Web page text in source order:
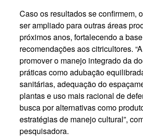
Caso os resultados se confirmem,
ser ampliado para outras áreas
próximos anos, fortalecendo a
recomendações aos citricultores.
promover o manejo integrado da
práticas como adubação
sanitárias, adequação do
plantas e uso mais racional de
busca por alternativas como
estratégias de manejo cultural”,
pesquisadora.